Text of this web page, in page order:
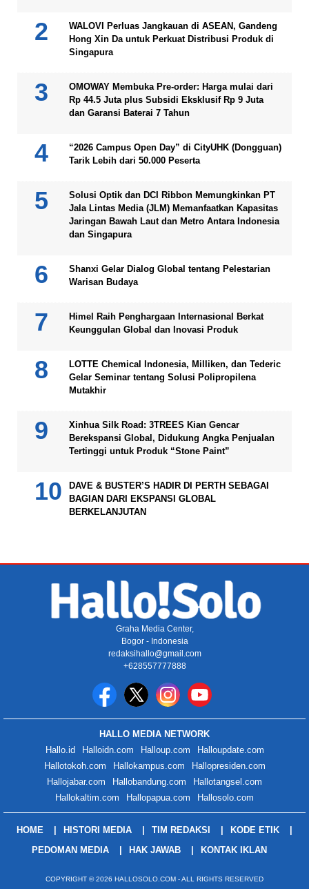
WALOVI Perluas Jangkauan di ASEAN, Gandeng
Hong Xin Da untuk Perkuat Distribusi Produk di
Singapura
OMOWAY Membuka Pre-order: Harga mulai dari
Rp 44.5 Juta plus Subsidi Eksklusif Rp 9 Juta
dan Garansi Baterai 7 Tahun
“2026 Campus Open Day” di CityUHK (Dongguan)
Tarik Lebih dari 50.000 Peserta
Solusi Optik dan DCI Ribbon Memungkinkan PT
Jala Lintas Media (JLM) Memanfaatkan Kapasitas
Jaringan Bawah Laut dan Metro Antara Indonesia
dan Singapura
Shanxi Gelar Dialog Global tentang Pelestarian
Warisan Budaya
Himel Raih Penghargaan Internasional Berkat
Keunggulan Global dan Inovasi Produk
LOTTE Chemical Indonesia, Milliken, dan Tederic
Gelar Seminar tentang Solusi Polipropilena
Mutakhir
Xinhua Silk Road: 3TREES Kian Gencar
Berekspansi Global, Didukung Angka Penjualan
Tertinggi untuk Produk “Stone Paint”
DAVE & BUSTER’S HADIR DI PERTH SEBAGAI
BAGIAN DARI EKSPANSI GLOBAL
BERKELANJUTAN
Graha Media Center,
Bogor - Indonesia
redaksihallo@gmail.com
+628557777888
HALLO MEDIA NETWORK
Hallo.id
Halloidn.com Halloup.com
Halloupdate.com
Hallotokoh.com
Hallokampus.com
Hallopresiden.com
Hallojabar.com
Hallobandung.com
Hallotangsel.com
Hallokaltim.com
Hallopapua.com Hallosolo.com
HOME HISTORI MEDIA TIM REDAKSI
KODE ETIK
PEDOMAN MEDIA
HAK JAWAB KONTAK IKLAN
COPYRIGHT © 2026 HALLOSOLO.COM - ALL RIGHTS RESERVED